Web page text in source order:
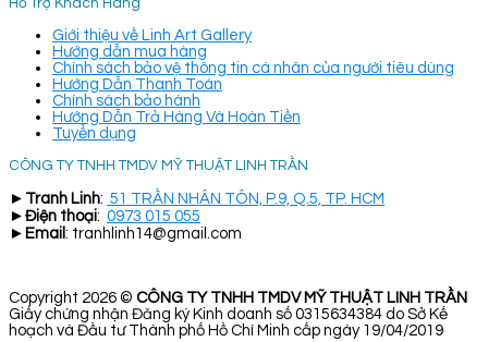
Hỗ Trợ Khách Hàng
Giới thiệu về Linh Art Gallery
Hướng dẫn mua hàng
Chính sách bảo vệ thông tin cá nhân của người tiêu dùng
Hướng Dẫn Thanh Toán
Chính sách bảo hành
Hướng Dẫn Trả Hàng Và Hoàn Tiền
Tuyển dụng
CÔNG TY TNHH TMDV MỸ THUẬT LINH TRẦN
► Tranh Linh: 51 TRẦN NHÂN TÔN, P.9, Q.5, TP. HCM
► Điện thoại: 0973 015 055
► Email : tranhlinh14@gmail.com
Copyright 2026 © CÔNG TY TNHH TMDV MỸ THUẬT LINH TRẦN
Giấy chứng nhận Đăng ký Kinh doanh số 0315634384 do Sở Kế
hoạch và Đầu tư Thành phố Hồ Chí Minh cấp ngày 19/04/2019